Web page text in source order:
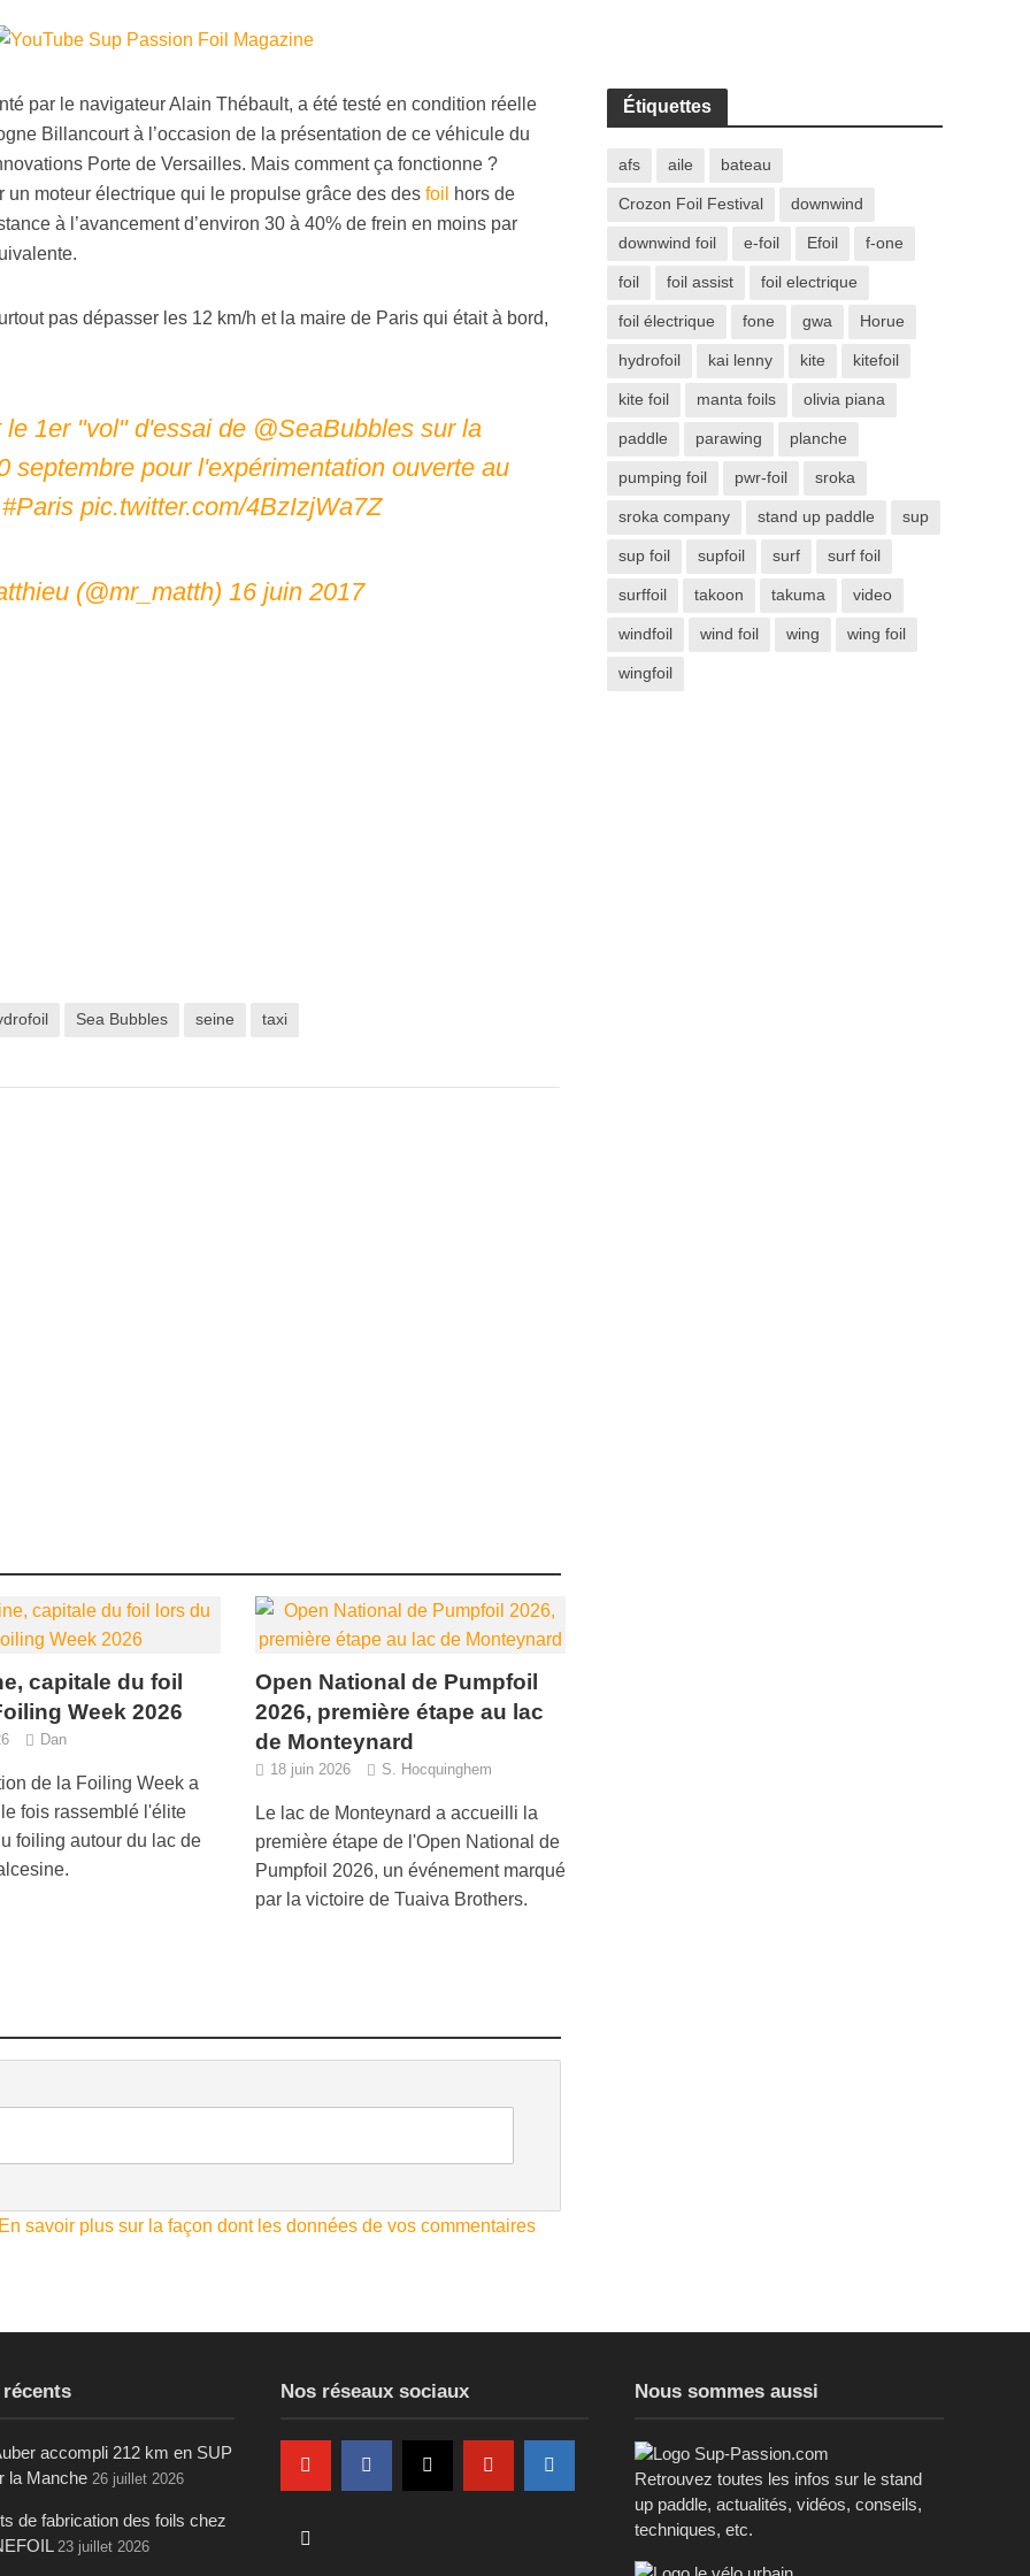
par le navigateur Alain Thébault, a été testé en condition réelle
Billancourt à l’occasion de la présentation de ce véhicule du
Porte de Versailles. Mais comment ça fonctionne ?
un moteur électrique qui le propulse grâce des des foil
hors de
à l’avancement d’environ 30 à 40% de frein en moins par
pas dépasser les 12 km/h et la maire de Paris qui était à bord,
1er "vol" d'essai de @SeaBubbles sur la
septembre pour l'expérimentation ouverte au
#Paris pic.twitter.com/4BzIzjWa7Z
(@mr_matth) 16 juin 2017
Sea Bubbles seine taxi
capitale du foil
Week 2026
Dan
de la Foiling Week a
fois rassemblé l'élite
foiling autour du lac de
Open National de Pumpfoil
2026, première étape au lac
de Monteynard
18 juin 2026 S. Hocquinghem
Le lac de Monteynard a accueilli la
première étape de l'Open National de
Pumpfoil 2026, un événement marqué
par la victoire de Tuaiva Brothers.
En savoir plus sur la façon dont les données de vos commentaires
Étiquettes
afs aile bateau
Crozon Foil Festival downwind
downwind foil e-foil Efoil f-one
foil foil assist foil electrique
foil électrique fone gwa Horue
hydrofoil kai lenny kite kitefoil
kite foil manta foils olivia piana
paddle parawing planche
pumping foil pwr-foil sroka
sroka company stand up paddle sup
sup foil supfoil surf surf foil
surffoil takoon takuma video
windfoil wind foil wing wing foil
wingfoil
accompli 212 km en SUP
la Manche 26 juillet 2026
de fabrication des foils chez
23 juillet 2026
Nos réseaux sociaux Nous sommes aussi
Retrouvez toutes les infos sur le stand
up paddle, actualités, vidéos, conseils,
techniques, etc.